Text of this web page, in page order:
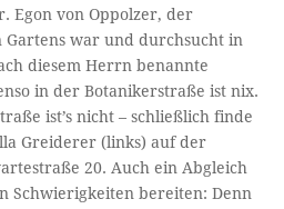
Egon von Oppolzer, der
Gartens war und durchsucht in
diesem Herrn benannte
in der Botanikerstraße ist nix.
ist’s nicht – schließlich finde
Greiderer (links) auf der
20. Auch ein Abgleich
Schwierigkeiten bereiten: Denn